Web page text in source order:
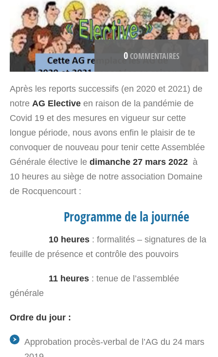
0COMMENTAIRES
Après les reports successifs (en 2020 et 2021) de
notre AG Elective en raison de la pandémie de
Covid 19 et des mesures en vigueur sur cette
longue période, nous avons enfin le plaisir de te
convoquer de nouveau pour tenir cette Assemblée
Générale élective le dimanche 27 mars 2022 à
10 heures au siège de notre association Domaine
de Rocquencourt :
Programme de la journée
10 heures : formalités – signatures de la
feuille de présence et contrôle des pouvoirs
11 heures : tenue de l’assemblée
générale
Ordre du jour :
Approbation procès-verbal de l’AG du 24 mars